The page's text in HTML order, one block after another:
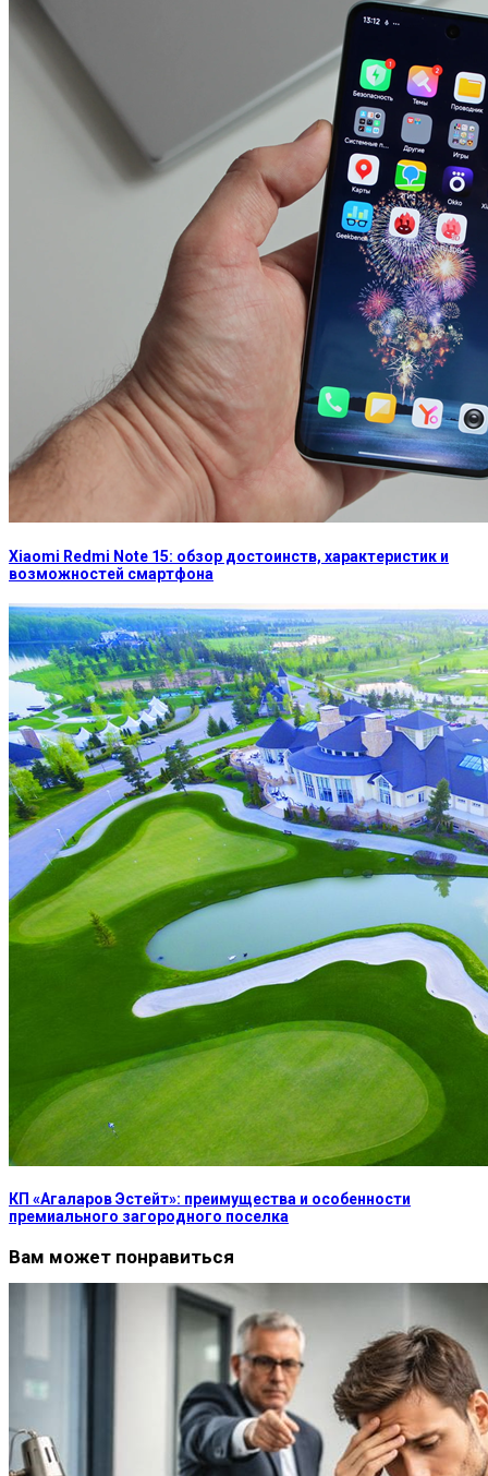
Xiaomi Redmi Note 15: обзор достоинств, характеристик и
возможностей смартфона
КП «Агаларов Эстейт»: преимущества и особенности
премиального загородного поселка
Вам может понравиться